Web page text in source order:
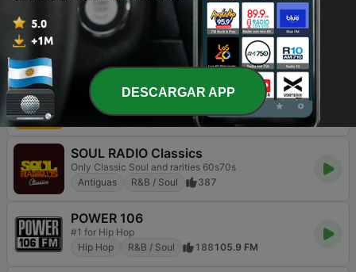
Skyrock
Premier sur le Rap
65K 96.0 FM
WQHT Hot 97 FM
Home of Hip Hop Since 1992
Hip Hop
R&B / Soul 98797.1 FM
SOUL RADIO Classics
Only Classic Soul and rarities 60s70s
Antiguas
R&B / Soul 387
POWER 106
#1 for Hip Hop
Hip Hop
R&B / Soul 188 105.9 FM
DESCARGAR APP